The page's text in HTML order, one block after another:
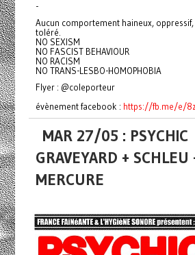
-
Aucun comportement haineux,
toléré.
NO SEXISM
NO FASCIST BEHAVIOUR
NO RACISM
NO TRANS-LESBO-HOMOPHOBIA
Flyer : @coleporteur
évènement facebook : https://fb.me/e/
MAR 27/05 : PSYCHIC
GRAVEYARD + SCHLEU
MERCURE